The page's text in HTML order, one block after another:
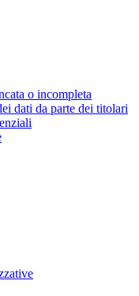
o incompleta
dati da parte dei titolari